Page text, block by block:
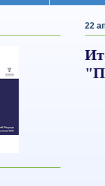
22